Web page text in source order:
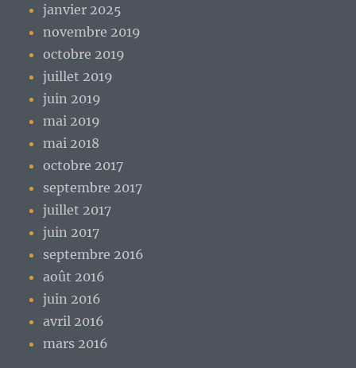
janvier 2025
novembre 2019
octobre 2019
juillet 2019
juin 2019
mai 2019
mai 2018
octobre 2017
septembre 2017
juillet 2017
juin 2017
septembre 2016
août 2016
juin 2016
avril 2016
mars 2016